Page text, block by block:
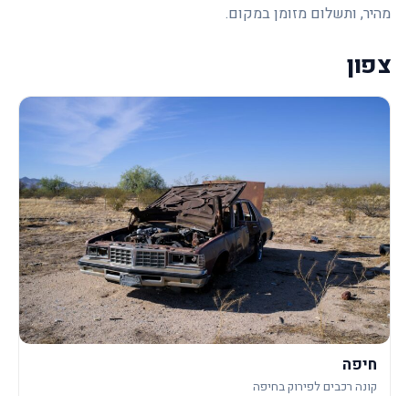
מהיר, ותשלום מזומן במקום.
צפון
חיפה
קונה רכבים לפירוק בחיפה